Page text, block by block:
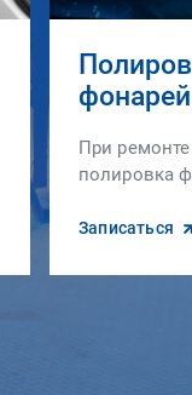
фонарей
При
полировка
Записаться